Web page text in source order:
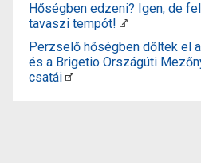
Hőségben edzeni? Igen, de
tavaszi tempót!
Perzselő hőségben dőltek el
és a Brigetio Országúti
csatái